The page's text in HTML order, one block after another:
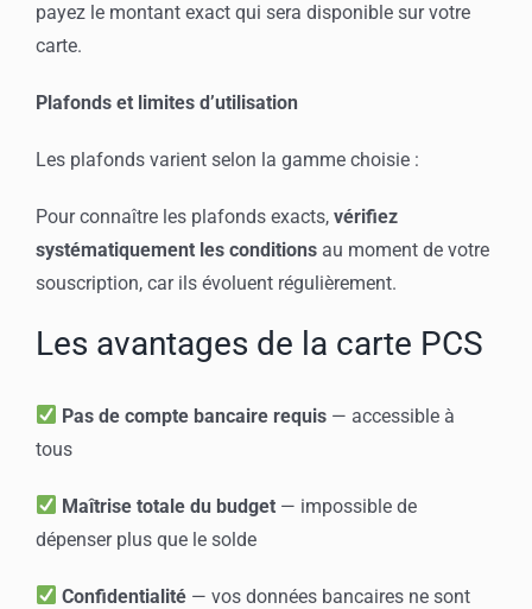
payez le montant exact qui sera disponible sur votre
carte.
Plafonds et limites d’utilisation
Les plafonds varient selon la gamme choisie :
Pour connaître les plafonds exacts, vérifiez
systématiquement les conditions au moment de votre
souscription, car ils évoluent régulièrement.
Les avantages de la carte PCS
Pas de compte bancaire requis — accessible à
tous
Maîtrise totale du budget — impossible de
dépenser plus que le solde
Confidentialité — vos données bancaires ne sont